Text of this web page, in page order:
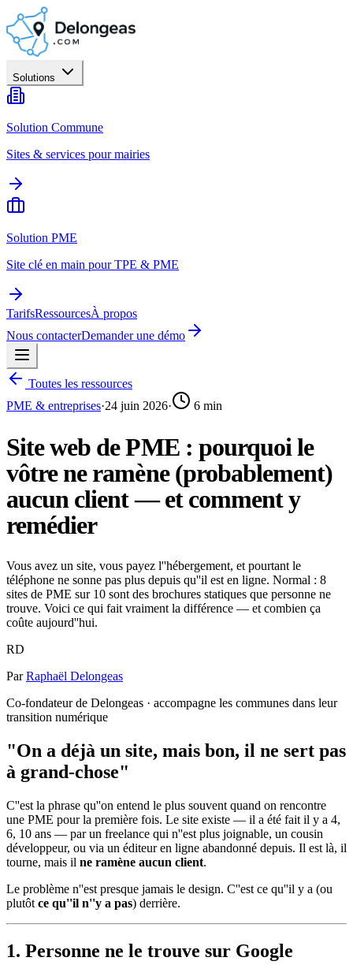
Solutions
Solution Commune
Sites & services pour mairies
Solution PME
Site clé en main pour TPE & PME
TarifsRessourcesÀ propos
Nous contacterDemander une démo
Toutes les ressources
PME & entreprises·24 juin 2026· 6 min
Site web de PME : pourquoi le
vôtre ne ramène (probablement)
aucun client — et comment y
remédier
Vous avez un site, vous payez l''hébergement, et pourtant le
téléphone ne sonne pas plus depuis qu''il est en ligne. Normal : 8
sites de PME sur 10 sont des brochures statiques que personne ne
trouve. Voici ce qui fait vraiment la différence — et combien ça
coûte aujourd''hui.
RD
ParRaphaël Delongeas
Co-fondateur de Delongeas · accompagne les communes dans leur
transition numérique
"On a déjà un site, mais bon, il ne sert pas
à grand-chose"
C''est la phrase qu''on entend le plus souvent quand on rencontre
une PME pour la première fois. Le site existe — il a été fait il y a 4,
6, 10 ans — par un freelance qui n''est plus joignable, un cousin
développeur, ou via un éditeur en ligne abandonné depuis. Il est là, il
tourne, mais il ne ramène aucun client.
Le problème n''est presque jamais le design. C''est ce qu''il y a (ou
plutôt ce qu''il n''y a pas) derrière.
1. Personne ne le trouve sur Google